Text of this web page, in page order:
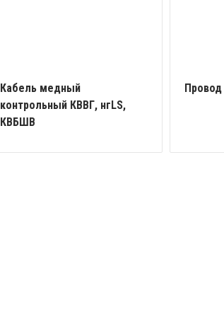
Кабель медный
контрольный КВВГ, нгLS,
КВБШВ